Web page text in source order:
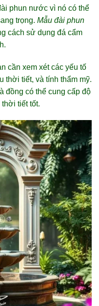
phun nước vì nó có thể
trọng. Mẫu đài phun
cách sử dụng đá cẩm
cần xem xét các yếu tố
thời tiết, và tính thẩm mỹ.
đồng có thể cung cấp độ
tiết tốt.